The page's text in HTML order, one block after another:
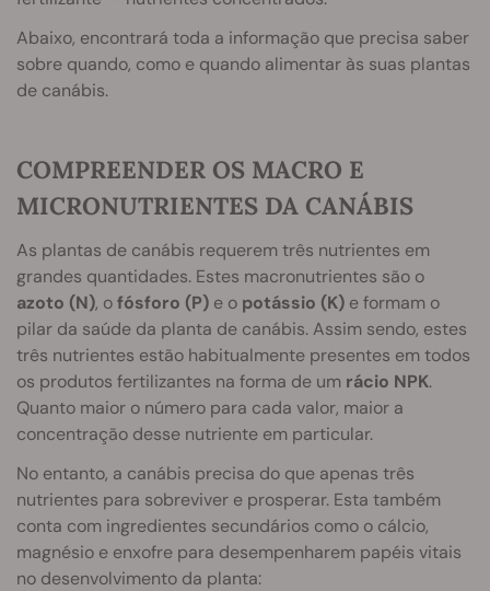
Abaixo, encontrará toda a informação que precisa saber
sobre quando, como e quando alimentar às suas plantas
de canábis.
COMPREENDER OS MACRO E
MICRONUTRIENTES DA CANÁBIS
As plantas de canábis requerem três nutrientes em
grandes quantidades. Estes macronutrientes são o
azoto (N), ofósforo (P) e o potássio (K) e formam o
pilar da saúde da planta de canábis. Assim sendo, estes
três nutrientes estão habitualmente presentes em todos
os produtos fertilizantes na forma de um rácio NPK.
Quanto maior o número para cada valor, maior a
concentração desse nutriente em particular.
No entanto, a canábis precisa do que apenas três
nutrientes para sobreviver e prosperar. Esta também
conta com ingredientes secundários como o cálcio,
magnésio e enxofre para desempenharem papéis vitais
no desenvolvimento da planta: